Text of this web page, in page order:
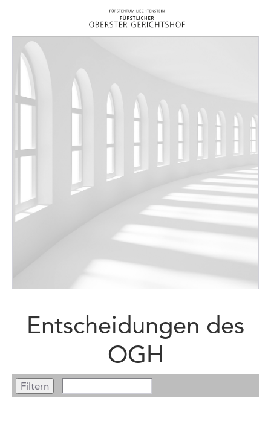
Entscheidungen des
OGH